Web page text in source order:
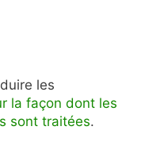
les
la façon dont les
sont traitées.